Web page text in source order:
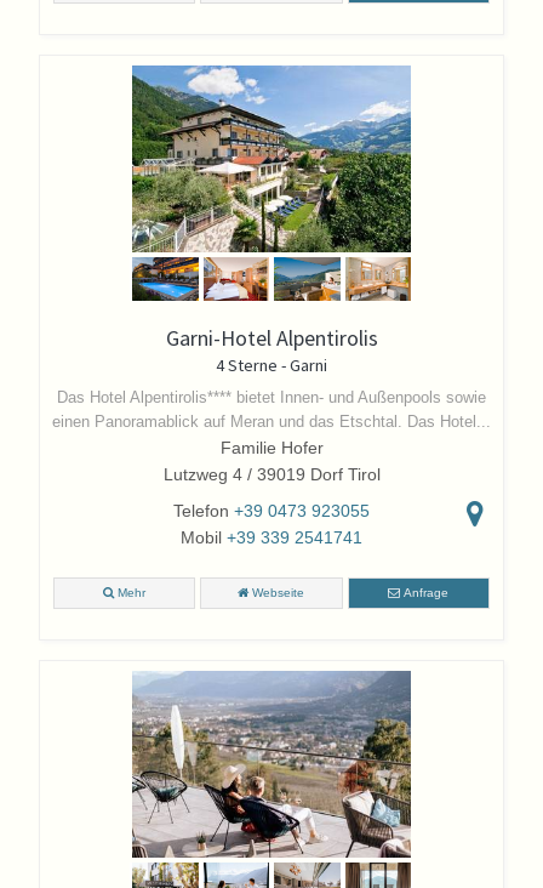
Garni-Hotel Alpentirolis
4 Sterne - Garni
Das Hotel Alpentirolis**** bietet Innen- und Außenpools sowie
einen Panoramablick auf Meran und das Etschtal. Das Hotel...
Familie Hofer
Lutzweg 4 / 39019 Dorf Tirol
Telefon +39 0473 923055
Mobil +39 339 2541741
Mehr Webseite Anfrage